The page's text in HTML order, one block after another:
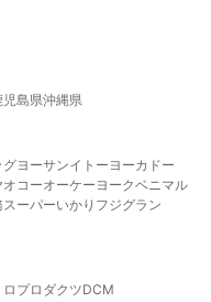
児島県沖縄県
グヨーサンイトーヨーカドー
オコーオーケー ヨークベニマル
スーパーいかり フジグラン
ロプロダクツDCM